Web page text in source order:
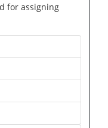
for assigning